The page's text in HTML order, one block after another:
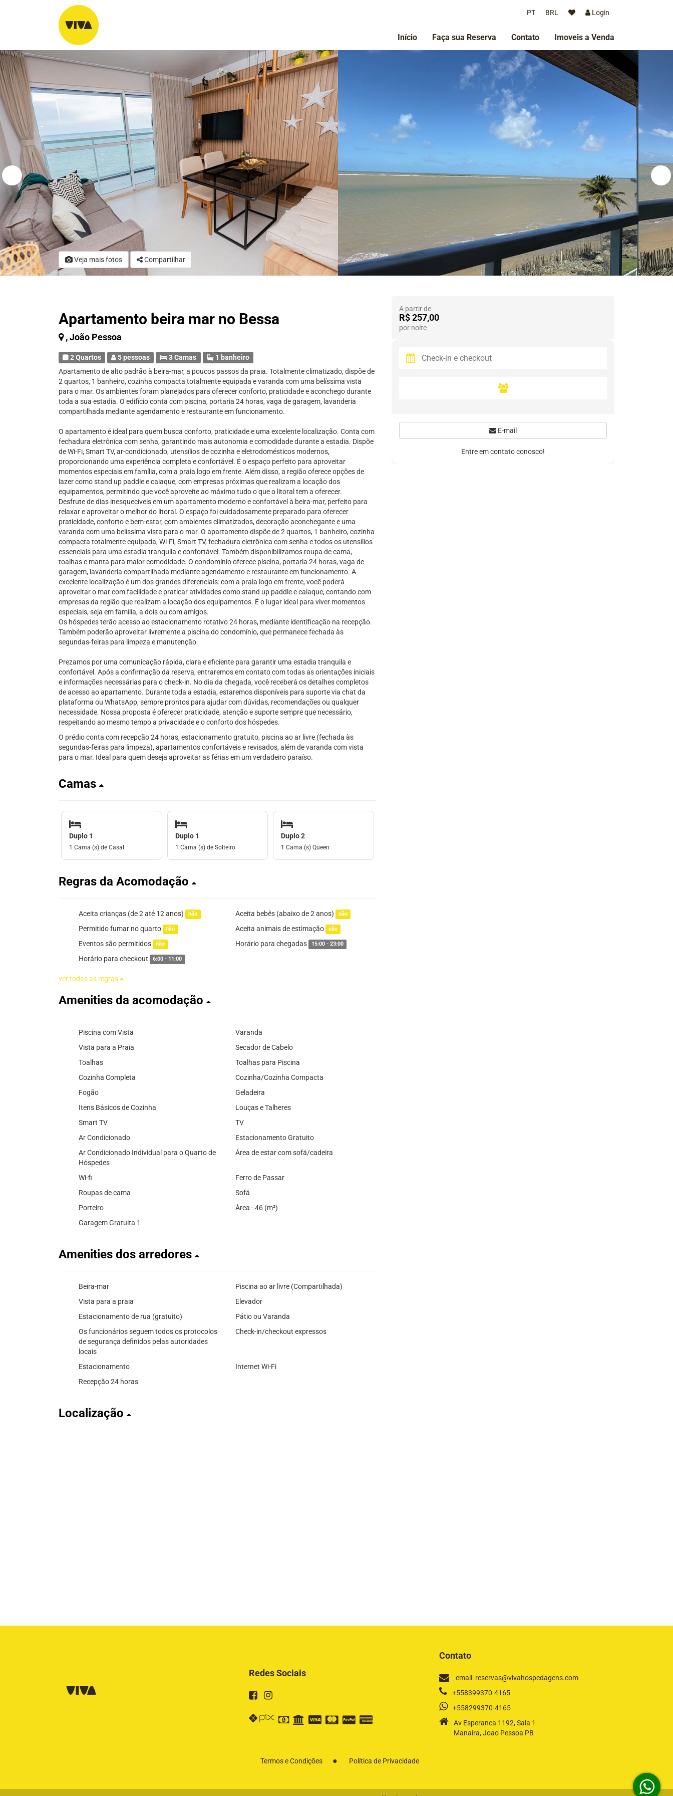
PT BRL Login
Início Faça sua Reserva Contato Imoveis a Venda
Veja mais fotos Compartilhar
Apartamento beira mar no Bessa
, João Pessoa
2 Quartos 5 pessoas 3 Camas
1 banheiro
Apartamento de alto padrão à beira-mar, a poucos passos da praia. Totalmente climatizado, dispõe de
2 quartos, 1 banheiro, cozinha compacta totalmente equipada e varanda com uma belíssima vista
para o mar. Os ambientes foram planejados para oferecer conforto, praticidade e aconchego durante
toda a sua estadia. O edifício conta com piscina, portaria 24 horas, vaga de garagem, lavanderia
compartilhada mediante agendamento e restaurante em funcionamento.
O apartamento é ideal para quem busca conforto, praticidade e uma excelente localização. Conta com
fechadura eletrônica com senha, garantindo mais autonomia e comodidade durante a estadia. Dispõe
de Wi-Fi, Smart TV, ar-condicionado, utensílios de cozinha e eletrodomésticos modernos,
proporcionando uma experiência completa e confortável. É o espaço perfeito para aproveitar
momentos especiais em família, com a praia logo em frente. Além disso, a região oferece opções de
lazer como stand up paddle e caiaque, com empresas próximas que realizam a locação dos
equipamentos, permitindo que você aproveite ao máximo tudo o que o litoral tem a oferecer.
Desfrute de dias inesquecíveis em um apartamento moderno e confortável à beira-mar, perfeito para
relaxar e aproveitar o melhor do litoral. O espaço foi cuidadosamente preparado para oferecer
praticidade, conforto e bem-estar, com ambientes climatizados, decoração aconchegante e uma
varanda com uma belíssima vista para o mar. O apartamento dispõe de 2 quartos, 1 banheiro, cozinha
compacta totalmente equipada, Wi-Fi, Smart TV, fechadura eletrônica com senha e todos os utensílios
essenciais para uma estadia tranquila e confortável. Também disponibilizamos roupa de cama,
toalhas e manta para maior comodidade. O condomínio oferece piscina, portaria 24 horas, vaga de
garagem, lavanderia compartilhada mediante agendamento e restaurante em funcionamento. A
excelente localização é um dos grandes diferenciais: com a praia logo em frente, você poderá
aproveitar o mar com facilidade e praticar atividades como stand up paddle e caiaque, contando com
empresas da região que realizam a locação dos equipamentos. É o lugar ideal para viver momentos
especiais, seja em família, a dois ou com amigos.
Os hóspedes terão acesso ao estacionamento rotativo 24 horas, mediante identificação na recepção.
Também poderão aproveitar livremente a piscina do condomínio, que permanece fechada às
segundas-feiras para limpeza e manutenção.
Prezamos por uma comunicação rápida, clara e eficiente para garantir uma estadia tranquila e
confortável. Após a confirmação da reserva, entraremos em contato com todas as orientações iniciais
e informações necessárias para o check-in. No dia da chegada, você receberá os detalhes completos
de acesso ao apartamento. Durante toda a estadia, estaremos disponíveis para suporte via chat da
plataforma ou WhatsApp, sempre prontos para ajudar com dúvidas, recomendações ou qualquer
necessidade. Nossa proposta é oferecer praticidade, atenção e suporte sempre que necessário,
respeitando ao mesmo tempo a privacidade e o conforto dos hóspedes.
O prédio conta com recepção 24 horas, estacionamento gratuito, piscina ao ar livre (fechada às
segundas-feiras para limpeza), apartamentos confortáveis e revisados, além de varanda com vista
para o mar. Ideal para quem deseja aproveitar as férias em um verdadeiro paraíso.
Camas
Duplo 1
1 Cama (s) de Casal
Duplo 1
1 Cama (s) de Solteiro
Duplo 2
1 Cama (s) Queen
Regras da Acomodação
Aceita crianças (de 2 até 12 anos) não Aceita bebês (abaixo de 2 anos) não
Permitido fumar no quarto não Aceita animais de estimação não
Eventos são permitidos não Horário para chegadas 15:00 - 23:00
Horário para checkout 6:00 - 11:00
ver todas as regras
Amenities da acomodação
Piscina com Vista
Varanda
Vista para a Praia
Secador de Cabelo
Toalhas
Toalhas para Piscina
Cozinha Completa
Cozinha/Cozinha Compacta
Fogão
Geladeira
Itens Básicos de Cozinha
Louças e Talheres
Smart TV
TV
Ar Condicionado
Estacionamento Gratuito
Ar Condicionado Individual para o Quarto de
Hóspedes
Área de estar com sofá/cadeira
Wi-fi
Ferro de Passar
Roupas de cama
Sofá
Porteiro
Área - 46 (m²)
Garagem Gratuita 1
Amenities dos arredores
Beira-mar
Piscina ao ar livre (Compartilhada)
Vista para a praia
Elevador
Estacionamento de rua (gratuito)
Pátio ou Varanda
Os funcionários seguem todos os protocolos
de segurança definidos pelas autoridades
locais
Check-in/checkout expressos
Estacionamento
Internet Wi-Fi
Recepção 24 horas
Localização
A partir de
R$ 257,00
por noite
E-mail
Entre em contato conosco!
Redes Sociais
Contato
email: reservas@vivahospedagens.com
+558399370-4165
+558299370-4165
Av Esperanca 1192, Sala 1
Manaira, Joao Pessoa PB
Termos e Condições Política de Privacidade